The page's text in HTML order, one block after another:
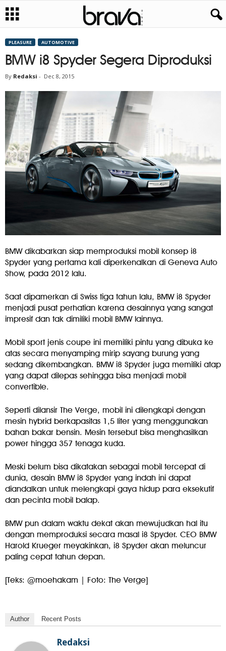
PLEASURE AUTOMOTIVE
BMW i8 Spyder Segera Diproduksi
By Redaksi - Dec 8, 2015
BMW dikabarkan siap memproduksi mobil konsep i8
Spyder yang pertama kali diperkenalkan di Geneva Auto
Show, pada 2012 lalu.
Saat dipamerkan di Swiss tiga tahun lalu, BMW i8 Spyder
menjadi pusat perhatian karena desainnya yang sangat
impresif dan tak dimiliki mobil BMW lainnya.
Mobil sport jenis coupe ini memiliki pintu yang dibuka ke
atas secara menyamping mirip sayang burung yang
sedang dikembangkan. BMW i8 Spyder juga memiliki atap
yang dapat dilepas sehingga bisa menjadi mobil
convertible.
Seperti dilansir The Verge, mobil ini dilengkapi dengan
mesin hybrid berkapasitas 1,5 liter yang menggunakan
bahan bakar bensin. Mesin tersebut bisa menghasilkan
power hingga 357 tenaga kuda.
Meski belum bisa dikatakan sebagai mobil tercepat di
dunia, desain BMW i8 Spyder yang indah ini dapat
diandalkan untuk melengkapi gaya hidup para eksekutif
dan pecinta mobil balap.
BMW pun dalam waktu dekat akan mewujudkan hal itu
dengan memproduksi secara masal i8 Spyder. CEO BMW
Harold Krueger meyakinkan, i8 Spyder akan meluncur
paling cepat tahun depan.
[Teks: @moehakam | Foto: The Verge]
Author Recent Posts
Redaksi